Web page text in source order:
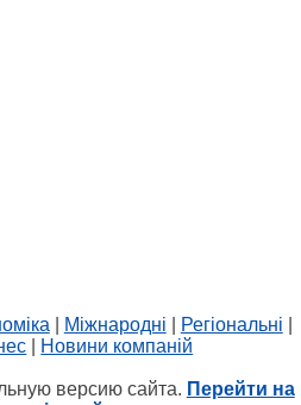
| Міжнародні Регіональні
Новини компаній
версию сайта. Перейти на